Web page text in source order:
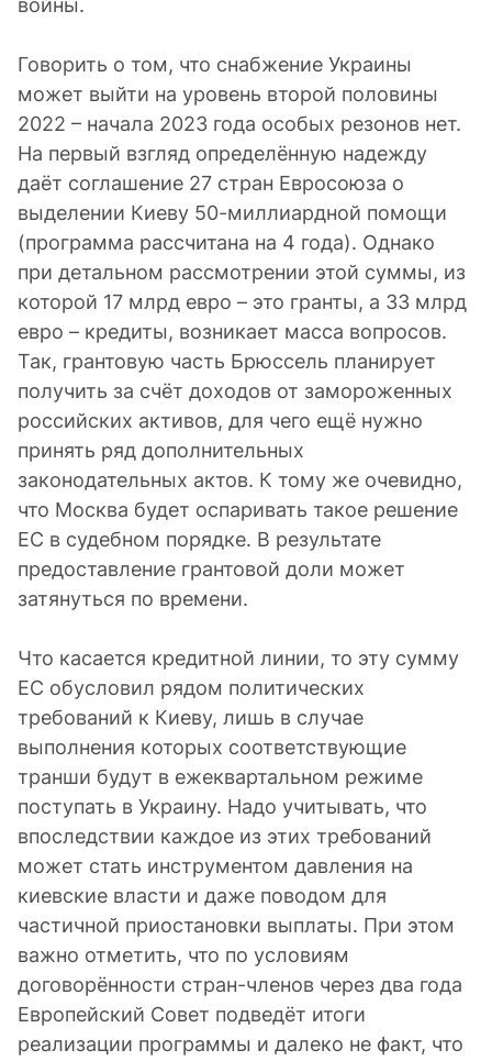
войны.
Говорить о том, что снабжение Украины
может выйти на уровень второй половины
2022 – начала 2023 года особых резонов нет.
На первый взгляд определённую надежду
даёт соглашение 27 стран Евросоюза о
выделении Киеву 50-миллиардной помощи
(программа рассчитана на 4 года). Однако
при детальном рассмотрении этой суммы, из
которой 17 млрд евро – это гранты, а 33 млрд
евро – кредиты, возникает масса вопросов.
Так, грантовую часть Брюссель планирует
получить за счёт доходов от замороженных
российских активов, для чего ещё нужно
принять ряд дополнительных
законодательных актов. К тому же очевидно,
что Москва будет оспаривать такое решение
ЕС в судебном порядке. В результате
предоставление грантовой доли может
затянуться по времени.
Что касается кредитной линии, то эту сумму
ЕС обусловил рядом политических
требований к Киеву, лишь в случае
выполнения которых соответствующие
транши будут в ежеквартальном режиме
поступать в Украину. Надо учитывать, что
впоследствии каждое из этих требований
может стать инструментом давления на
киевские власти и даже поводом для
частичной приостановки выплаты. При этом
важно отметить, что по условиям
договорённости стран-членов через два года
Европейский Совет подведёт итоги
реализации программы и далеко не факт, что